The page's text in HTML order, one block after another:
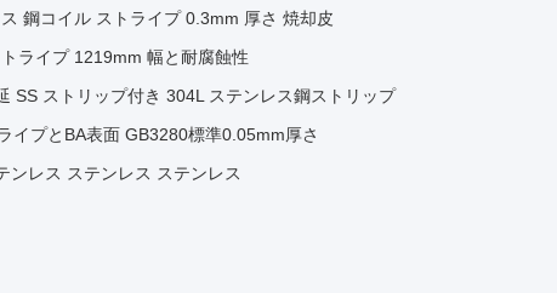
鋼コイル ストライプ 0.3mm 厚さ 焼却皮
ライプ 1219mm 幅と耐腐蝕性
SS ストリップ付き 304L ステンレス鋼ストリップ
イプとBA表面 GB3280標準0.05mm厚さ
ンレス ステンレス ステンレス